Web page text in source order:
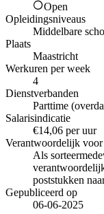
Open
Opleidingsniveaus
Middelbare
Plaats
Maastricht
Werkuren per week
4
Dienstverbanden
Parttime
Salarisindicatie
€14,06 per uur
Verantwoordelijk voor
Als
poststukken
Gepubliceerd op
06-06-2025